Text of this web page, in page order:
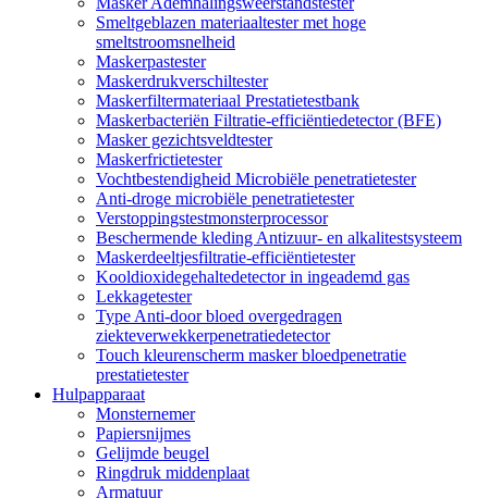
Smeltgeblazen materiaaltester met hoge
smeltstroomsnelheid
Maskerpastester
Maskerdrukverschiltester
Maskerfiltermateriaal Prestatietestbank
Maskerbacteriën Filtratie-efficiëntiedetector (BFE)
Masker gezichtsveldtester
Maskerfrictietester
Vochtbestendigheid Microbiële penetratietester
Anti-droge microbiële penetratietester
Verstoppingstestmonsterprocessor
Beschermende kleding Antizuur- en alkalitestsysteem
Maskerdeeltjesfiltratie-efficiëntietester
Kooldioxidegehaltedetector in ingeademd gas
Lekkagetester
Type Anti-door bloed overgedragen
ziekteverwekkerpenetratiedetector
Touch kleurenscherm masker bloedpenetratie
prestatietester
Hulpapparaat
Monsternemer
Papiersnijmes
Gelijmde beugel
Ringdruk middenplaat
Armatuur